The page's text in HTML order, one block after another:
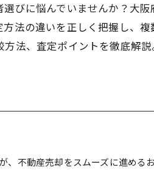
びに悩んでいませんか？大
法の違いを正しく把握し、
法、査定ポイントを徹底解
、不動産売却をスムーズに進め